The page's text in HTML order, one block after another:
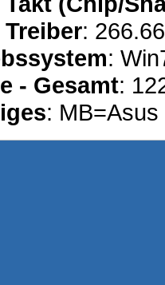
Treiber: 266.66
:
- Gesamt:
: